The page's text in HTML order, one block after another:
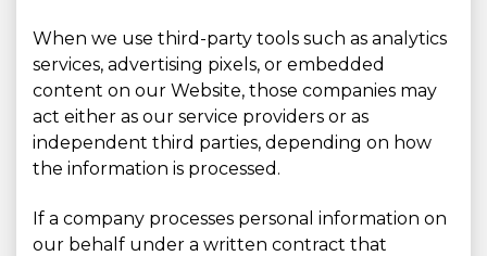
When we use third-party tools such as analytics
services, advertising pixels, or embedded
content on our Website, those companies may
act either as our service providers or as
independent third parties, depending on how
the information is processed.
If a company processes personal information on
our behalf under a written contract that